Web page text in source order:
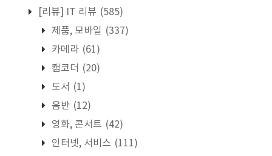
[리뷰] IT 리뷰 (585)
제품, 모바일 (337)
카메라 (61)
캠코더 (20)
도서 (1)
음반 (12)
영화, 콘서트 (42)
인터넷, 서비스 (111)